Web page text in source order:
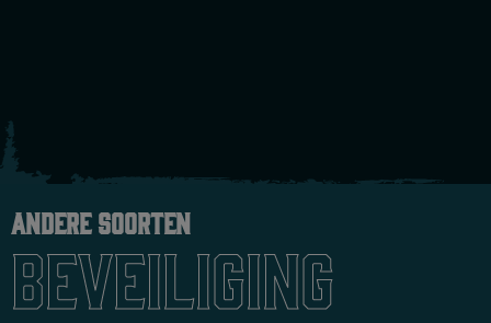
Andere soorten
beveiliging